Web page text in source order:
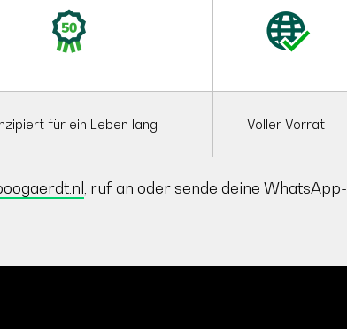
für ein Leben lang Voller Vorrat
, ruf an oder sende deine WhatsApp-